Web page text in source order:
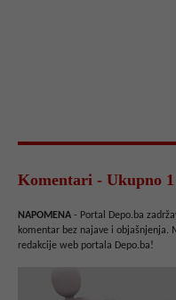
Komentari - Ukupno 1
NAPOMENA - Portal Depo.ba
komentar bez najave i objašnjenja.
redakcije web portala Depo.ba!